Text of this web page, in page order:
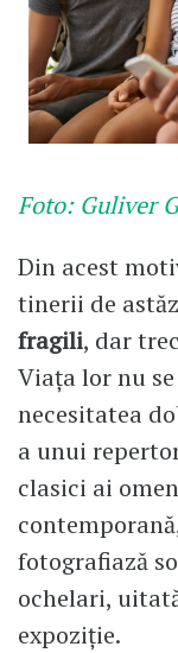
Foto: Guliver
Din acest
tinerii de
fragili, dar
Viața lor nu
necesitatea
a unui
clasici ai
fotografiază
ochelari,
expoziție.